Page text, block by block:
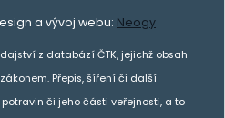
a vývoj webu: Neogy
z databází ČTK, jejichž obsah
Přepis, šíření či další
či jeho části veřejnosti, a to